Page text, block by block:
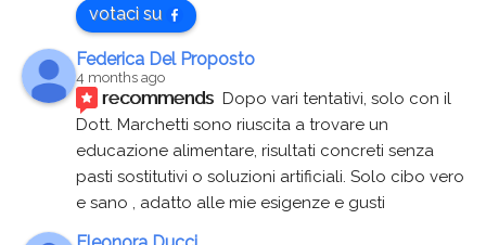
votaci su
Federica Del Proposto
4 months ago
recommends Dopo vari tentativi, solo con il
Dott. Marchetti sono riuscita a trovare un
educazione alimentare, risultati concreti senza
pasti sostitutivi o soluzioni artificiali. Solo cibo vero
e sano , adatto alle mie esigenze e gusti